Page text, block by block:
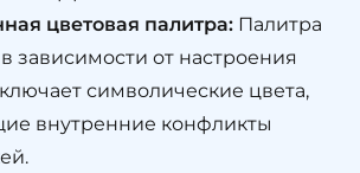
цветовая палитра: Палитра
зависимости от настроения
символические цвета,
внутренние конфликты